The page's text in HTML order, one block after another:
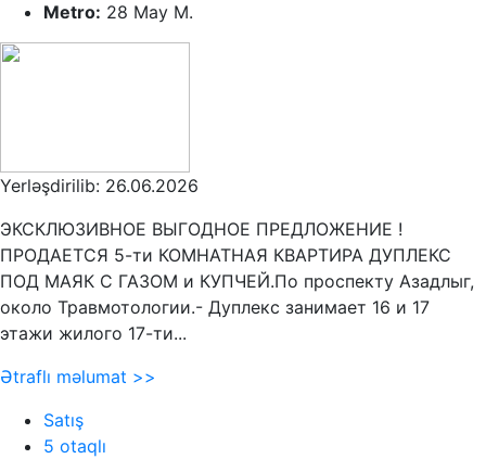
Metro: 28 May M.
Yerləşdirilib: 26.06.2026
ЭКСКЛЮЗИВНОЕ ВЫГОДНОЕ ПРЕДЛОЖЕНИЕ !
ПРОДАЕТСЯ 5-ти КОМНАТНАЯ КВАРТИРА ДУПЛЕКС
ПОД МАЯК С ГАЗОМ и КУПЧЕЙ.По проспекту Азадлыг,
около Травмотологии.- Дуплекс занимает 16 и 17
этажи жилого 17-ти...
Ətraflı məlumat >>
Satış
5 otaqlı